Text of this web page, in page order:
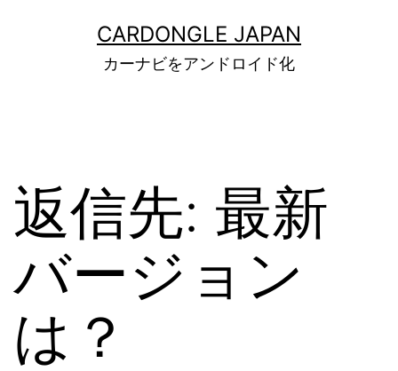
CARDONGLE JAPAN
カーナビをアンドロイド化
返信先: 最新
バージョン
は？